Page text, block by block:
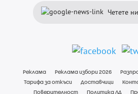
Четете
Реклама Реклама избори 2026
Тарифа за откъси
Доставчици
Поверителност
Политика ЛД